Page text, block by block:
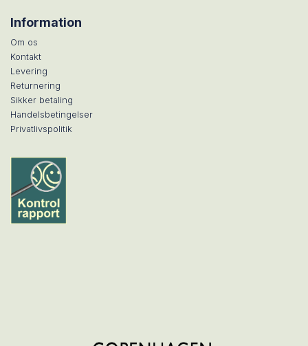
Information
Om os
Kontakt
Levering
Returnering
Sikker betaling
Handelsbetingelser
Privatlivspolitik